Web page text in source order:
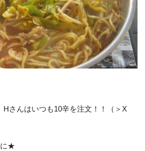
Hさんはいつも10辛を注文！！（＞X
に★